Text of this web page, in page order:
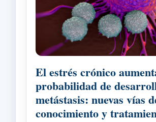
El estrés crónico
probabilidad de
metástasis: nuevas vías
conocimiento y